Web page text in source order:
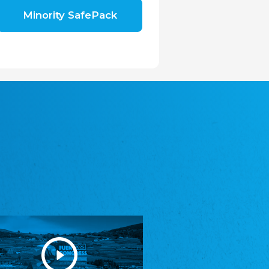
republice, z.s.
Landesversammlung der deutschen Vereine
Sydslesvigsk Forening e. V.
Südschleswigscher Verein
Youth of European Nationalities (YEN)
Jugend Europäischer Volksgruppen (JEV)
Minority SafePack